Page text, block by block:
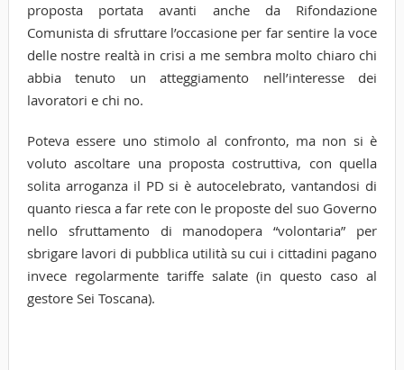
proposta portata avanti anche da Rifondazione
Comunista di sfruttare l’occasione per far sentire la voce
delle nostre realtà in crisi a me sembra molto chiaro chi
abbia tenuto un atteggiamento nell’interesse dei
lavoratori e chi no.
Poteva essere uno stimolo al confronto, ma non si è
voluto ascoltare una proposta costruttiva, con quella
solita arroganza il PD si è autocelebrato, vantandosi di
quanto riesca a far rete con le proposte del suo Governo
nello sfruttamento di manodopera “volontaria” per
sbrigare lavori di pubblica utilità su cui i cittadini pagano
invece regolarmente tariffe salate (in questo caso al
gestore Sei Toscana).